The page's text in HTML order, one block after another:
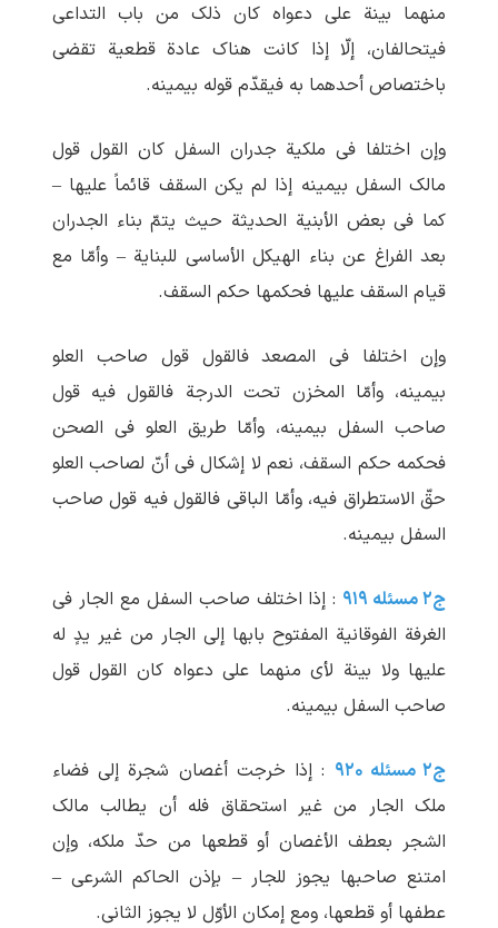
منهما بینة علی دعواه کان ذلک من باب التداعی
فیتحالفان، إلّا إذا کانت هناک عادة قطعیة تقضی
باختصاص أحدهما به فیقدّم قوله بیمینه.
وإن اختلفا فی ملکیة جدران السفل کان القول قول
مالک السفل بیمینه إذا لم یکن السقف قائماً علیها –
کما فی بعض الأبنیة الحدیثة حیث یتمّ بناء الجدران
بعد الفراغ عن بناء الهیکل الأساسی للبنایة – وأمّا مع
قیام السقف علیها فحکمها حکم السقف.
وإن اختلفا فی المصعد فالقول قول صاحب العلو
بیمینه، وأمّا المخزن تحت الدرجة فالقول فیه قول
صاحب السفل بیمینه، وأمّا طریق العلو فی الصحن
فحکمه حکم السقف، نعم لا إشکال فی أنّ لصاحب العلو
حقّ الاستطراق فیه، وأمّا الباقی فالقول فیه قول صاحب
السفل بیمینه.
ج۲ مسئله ۹۱۹
: إذا اختلف صاحب السفل مع الجار فی
الغرفة الفوقانیة المفتوح بابها إلی الجار من غیر یدٍ له
علیها ولا بینة لأی منهما علی دعواه کان القول قول
صاحب السفل بیمینه.
ج۲ مسئله ۹۲۰
: إذا خرجت أغصان شجرة إلی فضاء
ملک الجار من غیر استحقاق فله أن یطالب مالک
الشجر بعطف الأغصان أو قطعها من حدّ ملکه، وإن
امتنع صاحبها یجوز للجار – بإذن الحاکم الشرعی –
عطفها أو قطعها، ومع إمکان الأوّل لا یجوز الثانی.